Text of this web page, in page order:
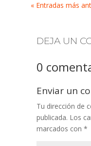
« Entradas más
DEJA UN
0
Enviar un
Tu dirección de
publicada. Los
marcados con *